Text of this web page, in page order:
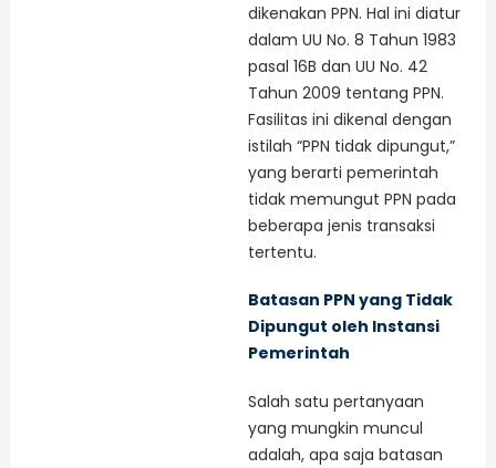
dikenakan PPN. Hal ini diatur
dalam UU No. 8 Tahun 1983
pasal 16B dan UU No. 42
Tahun 2009 tentang PPN.
Fasilitas ini dikenal dengan
istilah “PPN tidak dipungut,”
yang berarti pemerintah
tidak memungut PPN pada
beberapa jenis transaksi
tertentu.
Batasan PPN yang Tidak
Dipungut oleh Instansi
Pemerintah
Salah satu pertanyaan
yang mungkin muncul
adalah, apa saja batasan